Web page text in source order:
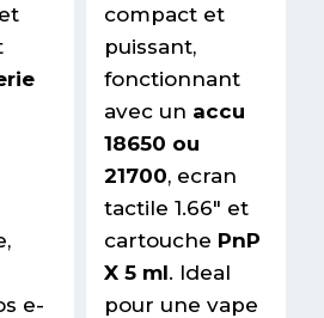
e-
compact et
puissant,
fonctionnant
avec un accu
18650 ou
21700, ecran
tactile 1.66″ et
cartouche PnP
X 5 ml. Ideal
pour une vape